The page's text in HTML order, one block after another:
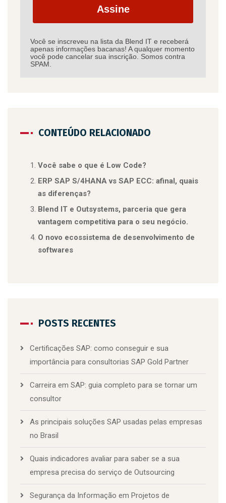
Assine
Você se inscreveu na lista da Blend IT e receberá
apenas informações bacanas! A qualquer momento
você pode cancelar sua inscrição. Somos contra
SPAM.
CONTEÚDO RELACIONADO
Você sabe o que é Low Code?
ERP SAP S/4HANA vs SAP ECC: afinal, quais
as diferenças?
Blend IT e Outsystems, parceria que gera
vantagem competitiva para o seu negócio.
O novo ecossistema de desenvolvimento de
softwares
POSTS RECENTES
Certificações SAP: como conseguir e sua
importância para consultorias SAP Gold Partner
Carreira em SAP: guia completo para se tornar um
consultor
As principais soluções SAP usadas pelas empresas
no Brasil
Quais indicadores avaliar para saber se a sua
empresa precisa do serviço de Outsourcing
Segurança da Informação em Projetos de